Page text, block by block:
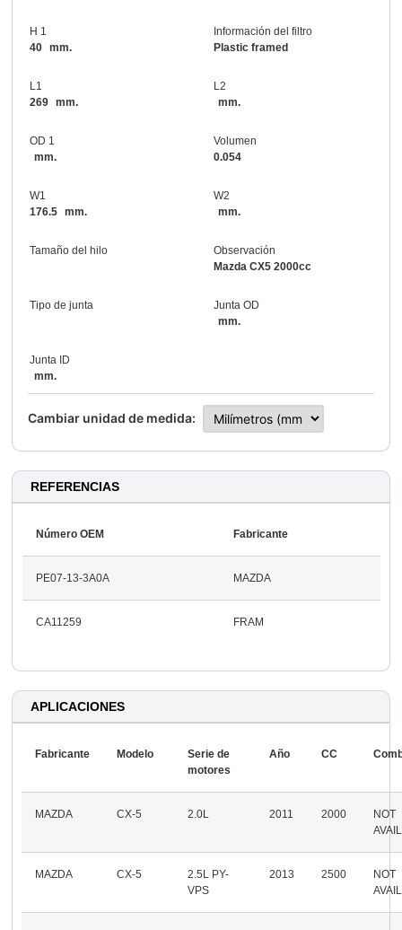
H 1
40 mm.
Información del filtro
Plastic framed
L1
269 mm.
L2
mm.
OD 1
mm.
Volumen
0.054
W1
176.5 mm.
W2
mm.
Tamaño del hilo
Observación
Mazda CX5 2000cc
Tipo de junta
Junta OD
mm.
Junta ID
mm.
Cambiar unidad de medida:
REFERENCIAS
Número OEM Fabricante
PE07-13-3A0A MAZDA
CA11259 FRAM
APLICACIONES
Fabricante Modelo
Serie de
motores
Año CC
MAZDA CX-5 2.0L 2011 2000
NOT
MAZDA CX-5
2.5L PY-
VPS
2013 2500
NOT